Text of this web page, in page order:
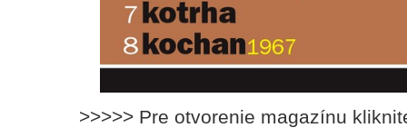
>>>>> Pre otvorenie magazínu